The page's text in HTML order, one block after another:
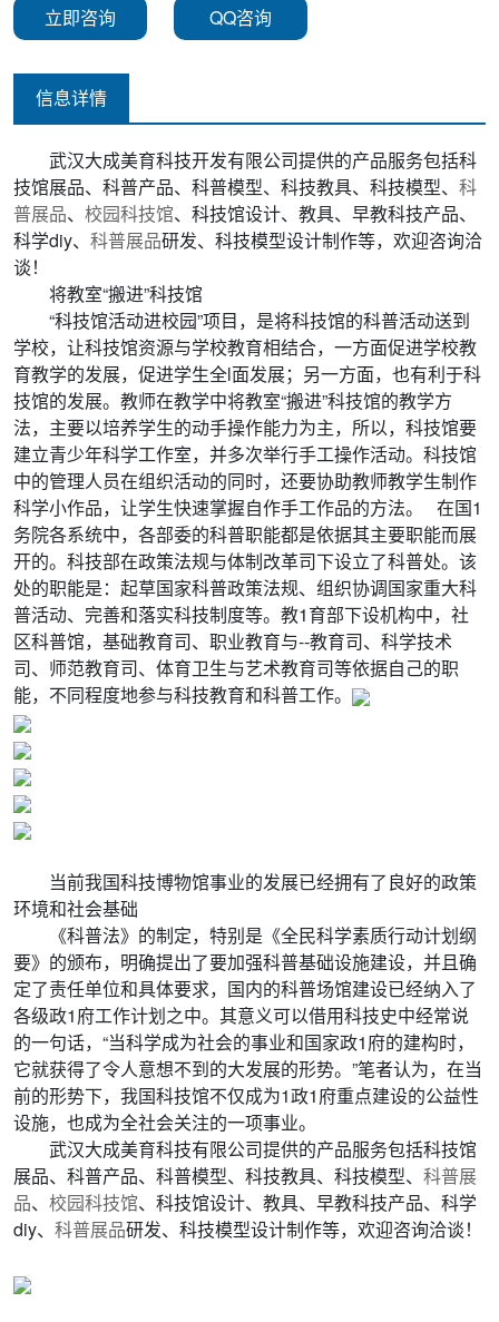
立即咨询 QQ咨询
信息详情
武汉大成美育科技开发有限公司提供的产品服务包括科
技馆展品、科普产品、科普模型、科技教具、科技模型、 科
普展品、 校园科技馆、科技馆设计、教具、早教科技产品、
科学diy、 科普展品研发、科技模型设计制作等，欢迎咨询洽
谈！
将教室“搬进”科技馆
“科技馆活动进校园”项目，是将科技馆的科普活动送到
学校，让科技馆资源与学校教育相结合，一方面促进学校教
育教学的发展，促进学生全l面发展；另一方面，也有利于科
技馆的发展。教师在教学中将教室“搬进”科技馆的教学方
法，主要以培养学生的动手操作能力为主，所以，科技馆要
建立青少年科学工作室，并多次举行手工操作活动。科技馆
中的管理人员在组织活动的同时，还要协助教师教学生制作
科学小作品，让学生快速掌握自作手工作品的方法。 在国1
务院各系统中，各部委的科普职能都是依据其主要职能而展
开的。科技部在政策法规与体制改革司下设立了科普处。该
处的职能是：起草国家科普政策法规、组织协调国家重大科
普活动、完善和落实科技制度等。教1育部下设机构中，社
区科普馆，基础教育司、职业教育与--教育司、科学技术
司、师范教育司、体育卫生与艺术教育司等依据自己的职
能，不同程度地参与科技教育和科普工作。
当前我国科技博物馆事业的发展已经拥有了良好的政策
环境和社会基础
《科普法》的制定，特别是《全民科学素质行动计划纲
要》的颁布，明确提出了要加强科普基础设施建设，并且确
定了责任单位和具体要求，国内的科普场馆建设已经纳入了
各级政1府工作计划之中。其意义可以借用科技史中经常说
的一句话，“当科学成为社会的事业和国家政1府的建构时，
它就获得了令人意想不到的大发展的形势。”笔者认为，在当
前的形势下，我国科技馆不仅成为1政1府重点建设的公益性
设施，也成为全社会关注的一项事业。
武汉大成美育科技有限公司提供的产品服务包括科技馆
展品、科普产品、科普模型、科技教具、科技模型、 科普展
品、 校园科技馆、科技馆设计、教具、早教科技产品、科学
diy、 科普展品研发、科技模型设计制作等，欢迎咨询洽谈！